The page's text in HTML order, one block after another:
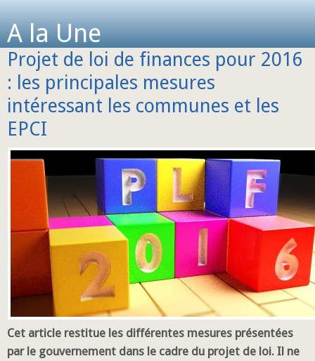
A la Une
Projet de loi de finances pour 2016
: les principales mesures
intéressant les communes et les
EPCI
Cet article restitue les différentes mesures présentées
par le gouvernement dans le cadre du projet de loi. Il ne